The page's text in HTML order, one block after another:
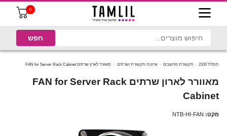
0
תמליל 2100 תקשורת מחשבים ארונות תקשורת ושרתים מאוורר לארון שרתים FAN for Server Rack Cabinet
מאוורר לארון שרתים FAN for Server Rack
Cabinet
מקט: NTB-HI-FAN